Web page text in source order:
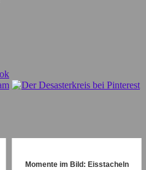
Momente im Bild: Eisstacheln